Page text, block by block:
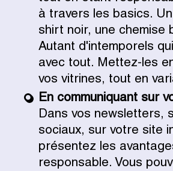
à travers les basics.
shirt noir, une chemise
Autant d'intemporels
avec tout. Mettez-les
vos vitrines, tout en
En communiquant sur
Dans vos newsletters,
sociaux, sur votre site
présentez les
responsable. Vous